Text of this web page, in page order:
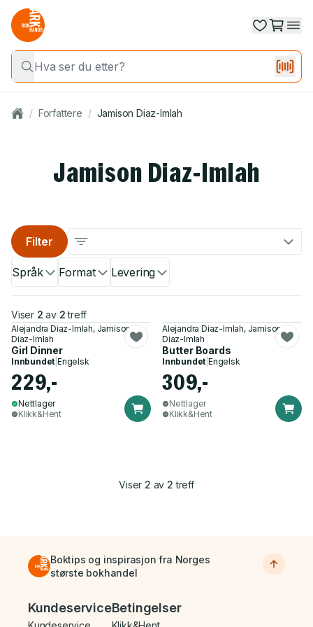
/ Forfattere / Jamison Diaz-Imlah
Jamison Diaz-Imlah
Språk Format Levering
Filter
Viser 2 av 2 treff
Alejandra Diaz-Imlah, Jamison
Diaz-Imlah
Girl Dinner
Innbundet |Engelsk
229,-
Nettlager
Klikk&Hent
Alejandra Diaz-Imlah, Jamison
Diaz-Imlah
Butter Boards
Innbundet |Engelsk
309,-
Nettlager
Klikk&Hent
Viser 2 av 2 treff
Boktips og inspirasjon fra Norges
største bokhandel
Bunnmeny
KundeserviceBetingelser